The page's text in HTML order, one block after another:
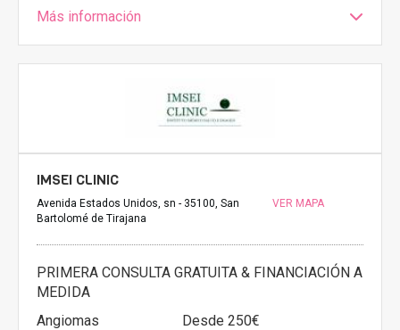
Más información
IMSEI CLINIC
Avenida Estados Unidos, sn - 35100, San
Bartolomé de Tirajana
VER MAPA
PRIMERA CONSULTA GRATUITA & FINANCIACIÓN A
MEDIDA
Angiomas
Desde 250€